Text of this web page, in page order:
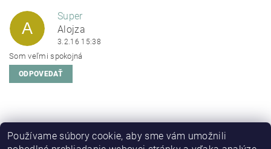
A
Super
Alojza
3.2.16 15:38
Som veľmi spokojná
ODPOVEDAŤ
Používame súbory cookie, aby sme vám umožnili